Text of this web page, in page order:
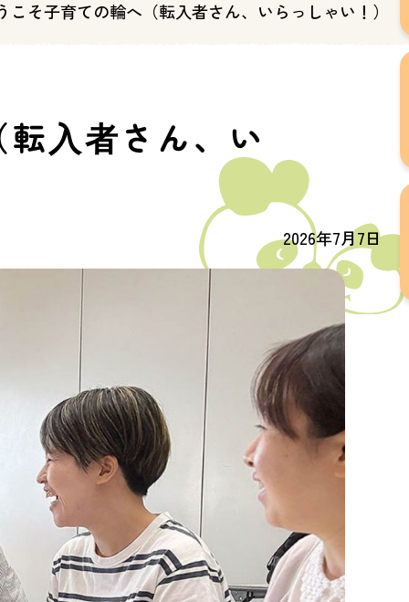
そ子育ての輪へ（転入者さん、いらっしゃい！）
入者さん、い
2026年7月7日